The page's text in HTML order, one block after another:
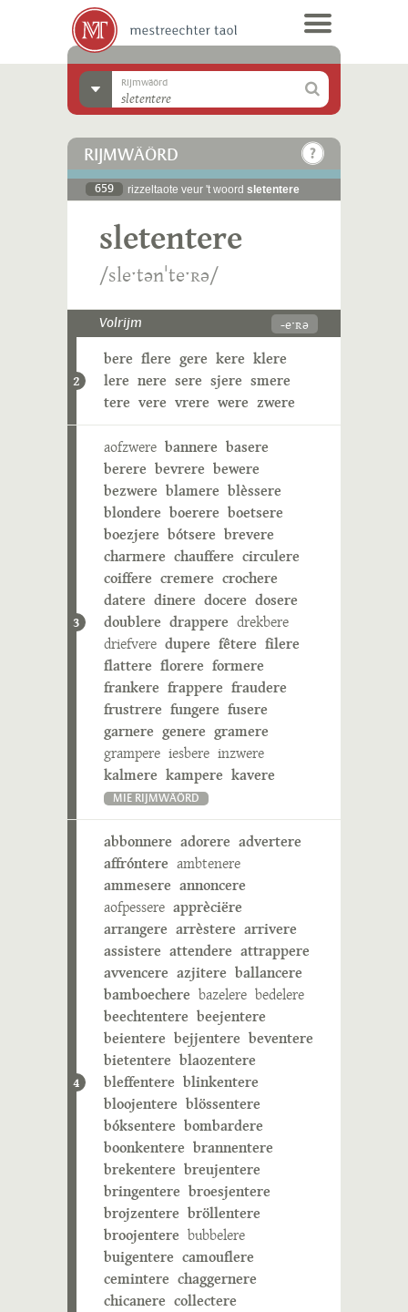
Rijmwäörd
RIJMWÄÖRD
659 rizzeltaote veur 't woord sletentere
sletentere
/sleˑtənˈteˑʀə/
Volrijm -eˑʀə
2
bere flere gere kere klere
lere nere sere sjere smere
tere vere vrere were zwere
3
aofzwere bannere basere
berere bevrere bewere
bezwere blamere blèssere
blondere boerere boetsere
boezjere bótsere brevere
charmere chauffere circulere
coiffere cremere crochere
datere dinere docere dosere
doublere drappere drekbere
driefvere dupere fêtere filere
flattere florere formere
frankere frappere fraudere
frustrere fungere fusere
garnere genere gramere
grampere iesbere inzwere
kalmere kampere kavere
MIE RIJMWÄÖRD
4
abbonnere adorere advertere
affróntere ambtenere
ammesere annoncere
aofpessere apprèciëre
arrangere arrèstere arrivere
assistere attendere attrappere
avvencere azjitere ballancere
bamboechere bazelere bedelere
beechtentere beejentere
beientere bejjentere beventere
bietentere blaozentere
bleffentere blinkentere
bloojentere blössentere
bóksentere bombardere
boonkentere brannentere
brekentere breujentere
bringentere broesjentere
brojzentere bröllentere
broojentere bubbelere
buigentere camouflere
cemintere chaggernere
chicanere collectere